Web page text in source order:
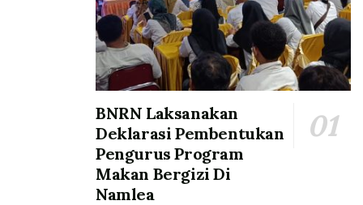
BNRN Laksanakan
Deklarasi Pembentukan
Pengurus Program
Makan Bergizi Di
Namlea